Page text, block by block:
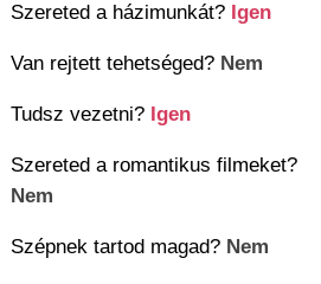
Szereted a házimunkát? Igen
Van rejtett tehetséged? Nem
Tudsz vezetni? Igen
Szereted a romantikus filmeket?
Nem
Szépnek tartod magad? Nem